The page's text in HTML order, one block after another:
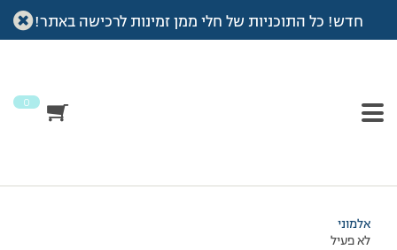
חדש! כל התוכניות של חלי ממן זמינות לרכישה באתר!
0
עמוד הבית >דיונים>פורום >חזרתי!
מוצגות 5 תגובות – 1 עד 5 (מתוך 5 סה״כ)
אלמוני
לא פעיל